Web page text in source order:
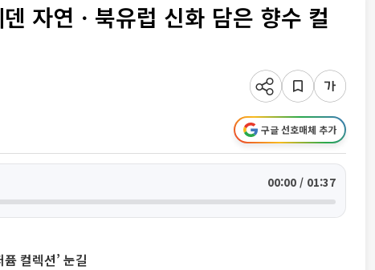
자연ㆍ북유럽 신화 담은 향수 컬
구글 선호매체 추가
00:00 / 01:37
컬렉션’ 눈길